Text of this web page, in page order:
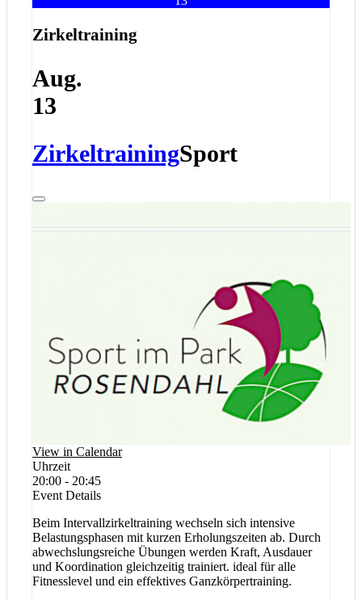
Zirkeltraining
Aug.
13
ZirkeltrainingSport
View in Calendar
Uhrzeit
20:00 - 20:45
Event Details
Beim Intervallzirkeltraining wechseln sich intensive
Belastungsphasen mit kurzen Erholungszeiten ab. Durch
abwechslungsreiche Übungen werden Kraft, Ausdauer
und Koordination gleichzeitig trainiert. ideal für alle
Fitnesslevel und ein effektives Ganzkörpertraining.